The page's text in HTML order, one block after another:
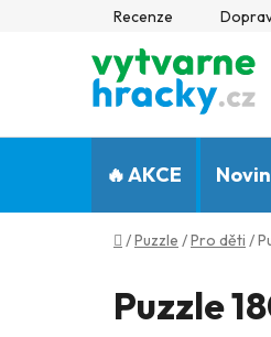
Recenze
🔥 AKCE
Domů
/Puzzle /Pro děti /
Puzzle